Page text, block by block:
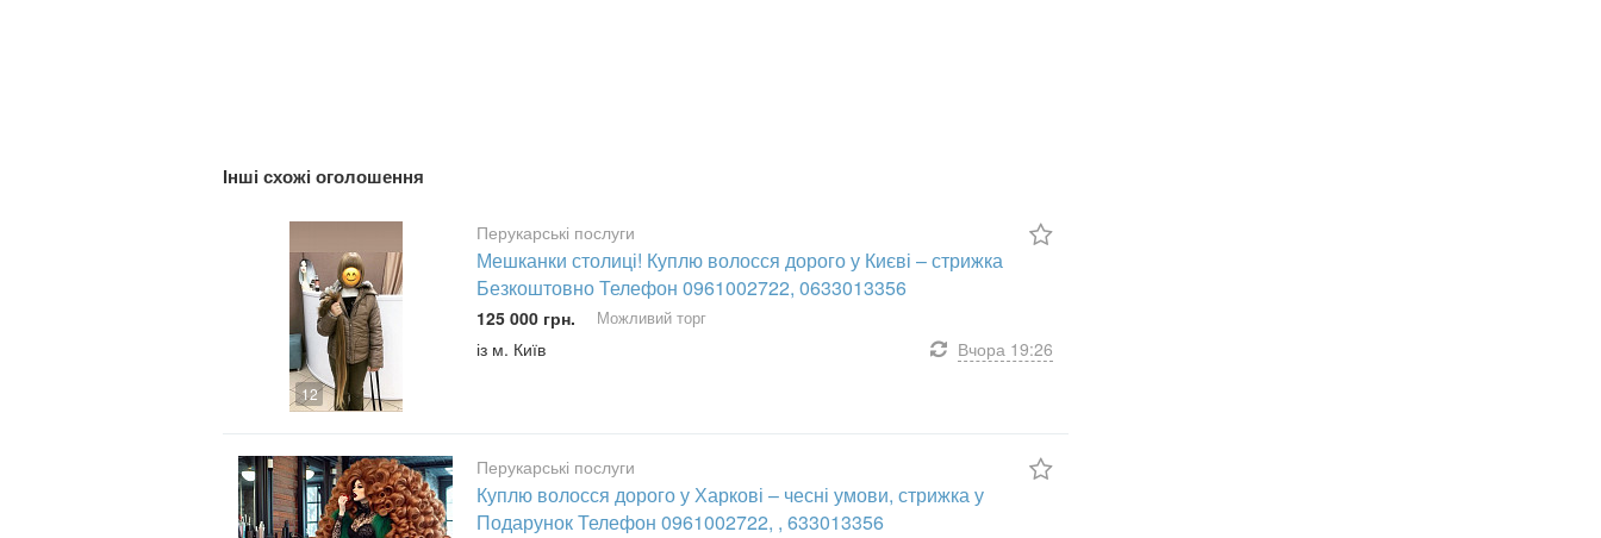
Інші схожі оголошення
12
Перукарські послуги
Мешканки столиці! Куплю волосся дорого у Києві – стрижка
Безкоштовно Телефон 0961002722, 0633013356
125 000 грн. Можливий торг
із м. Київ Вчора 19:26
Перукарські послуги
Куплю волосся дорого у Харкові – чесні умови, стрижка у
Подарунок Телефон 0961002722, , 633013356